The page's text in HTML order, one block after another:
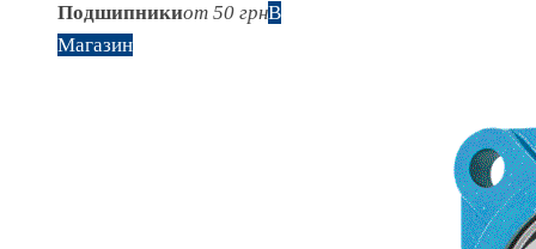
Подшипникиот 50 грнВ
Магазин